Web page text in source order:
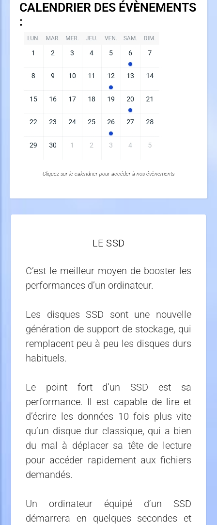
CALENDRIER DES ÉVÈNEMENTS
:
Cliquez sur le calendrier pour accéder à nos évènements
LE SSD
C’est le meilleur moyen de booster les
performances d’un ordinateur.
Les disques SSD sont une nouvelle
génération de support de stockage, qui
remplacent peu à peu les disques durs
habituels.
Le point fort d’un SSD est sa
performance. Il est capable de lire et
d’écrire les données 10 fois plus vite
qu’un disque dur classique, qui a bien
du mal à déplacer sa tête de lecture
pour accéder rapidement aux fichiers
demandés.
Un ordinateur équipé d’un SSD
démarrera en quelques secondes et